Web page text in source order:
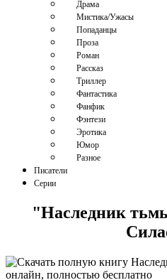
Драма
Мистика/Ужасы
Попаданцы
Проза
Роман
Рассказ
Триллер
Фантастика
Фанфик
Фэнтези
Эротика
Юмор
Разное
Писатели
Серии
"Наследник